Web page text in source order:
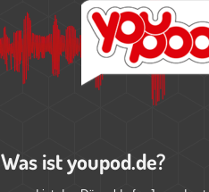
Was ist youpod.de?